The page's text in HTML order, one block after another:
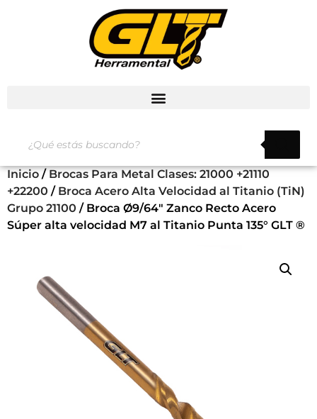
Inicio / Brocas Para Metal Clases: 21000 +21110
+22200 / Broca Acero Alta Velocidad al Titanio (TiN)
Grupo 21100 / Broca Ø9/64″ Zanco Recto Acero
Súper alta velocidad M7 al Titanio Punta 135° GLT ®